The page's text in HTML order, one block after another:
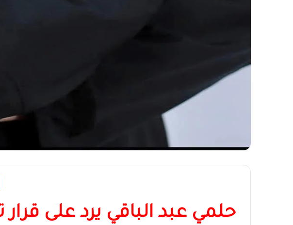
حلمي عبد الباقي يرد على